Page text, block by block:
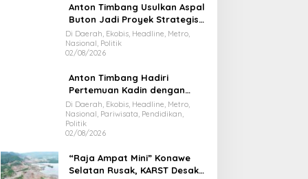
Anton Timbang Usulkan Aspal
Buton Jadi Proyek Strategis
Nasional
Di Daerah, Ekobis, Headline, Metro,
Nasional, Politik
02/08/2026
Anton Timbang Hadiri
Pertemuan Kadin dengan
Presiden Prabowo, Bawa Misi
Majukan Ekonomi Sultra
Di Daerah, Ekobis, Headline, Metro,
Nasional, Pariwisata, Pendidikan,
Politik
02/08/2026
“Raja Ampat Mini” Konawe
Selatan Rusak, KARST Desak